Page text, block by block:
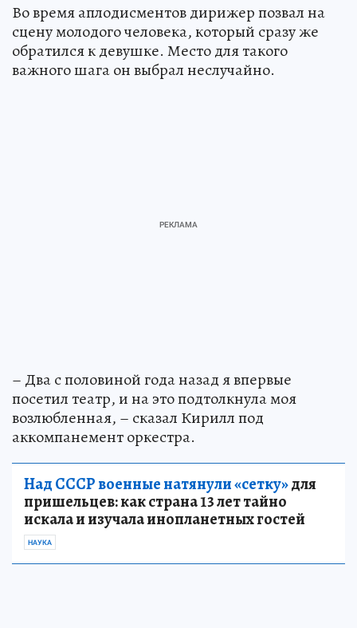
Во время аплодисментов дирижер позвал на
сцену молодого человека, который сразу же
обратился к девушке. Место для такого
важного шага он выбрал неслучайно.
– Два с половиной года назад я впервые
посетил театр, и на это подтолкнула моя
возлюбленная, – сказал Кирилл под
аккомпанемент оркестра.
Над СССР военные натянули «сетку»для
пришельцев: как страна 13 лет тайно
искала и изучала инопланетных гостей
НАУКА